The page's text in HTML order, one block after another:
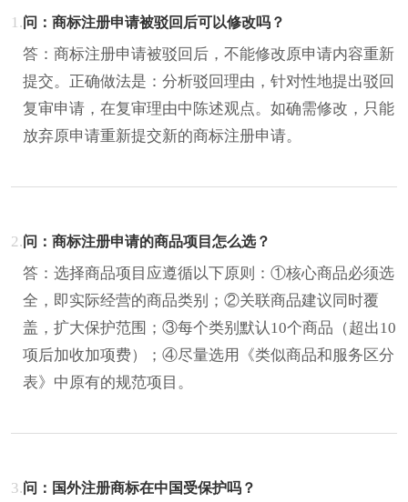
1.问：商标注册申请被驳回后可以修改吗？
答：商标注册申请被驳回后，不能修改原申请内容重新
提交。正确做法是：分析驳回理由，针对性地提出驳回
复审申请，在复审理由中陈述观点。如确需修改，只能
放弃原申请重新提交新的商标注册申请。
2.问：商标注册申请的商品项目怎么选？
答：选择商品项目应遵循以下原则：①核心商品必须选
全，即实际经营的商品类别；②关联商品建议同时覆
盖，扩大保护范围；③每个类别默认10个商品（超出10
项后加收加项费）；④尽量选用《类似商品和服务区分
表》中原有的规范项目。
3.问：国外注册商标在中国受保护吗？